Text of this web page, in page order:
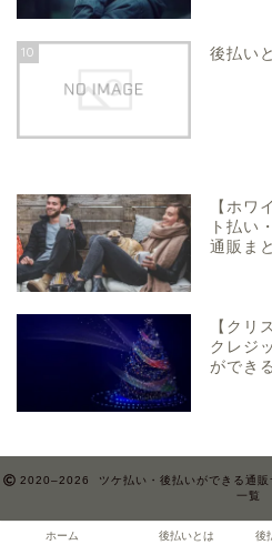
10 後払い
【ホワ
ト払い
通販ま
【クリ
クレジ
ができ
2020–2026 ツケ払い・後払いができる通販
一覧
ホーム 後払いとは
後